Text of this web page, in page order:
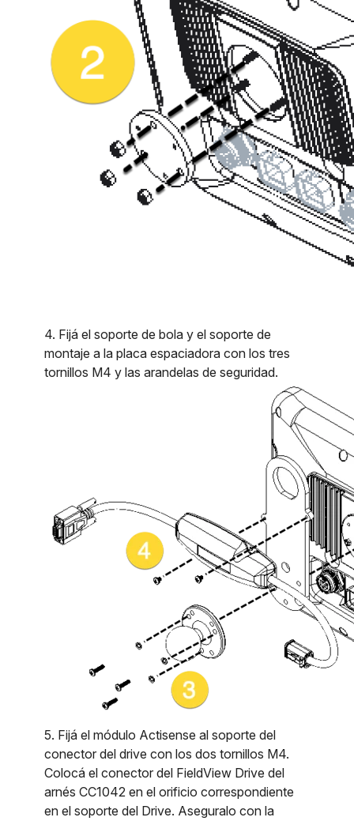
4. Fijá el soporte de bola y el soporte de
montaje a la placa espaciadora con los tres
tornillos M4 y las arandelas de seguridad.
5. Fijá el módulo Actisense al soporte del
conector del drive con los dos tornillos M4.
Colocá el conector del FieldView Drive del
arnés CC1042 en el orificio correspondiente
en el soporte del Drive. Aseguralo con la